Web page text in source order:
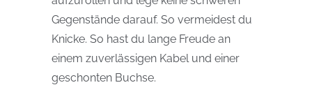
Gegenstände darauf. So vermeidest du
Knicke. So hast du lange Freude an
einem zuverlässigen Kabel und einer
geschonten Buchse.